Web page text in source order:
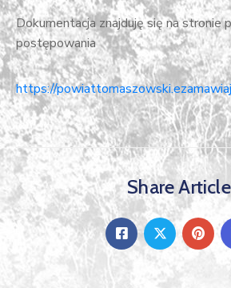
Dokumentacja znajduję się na stronie
postępowania
https://
Share Article